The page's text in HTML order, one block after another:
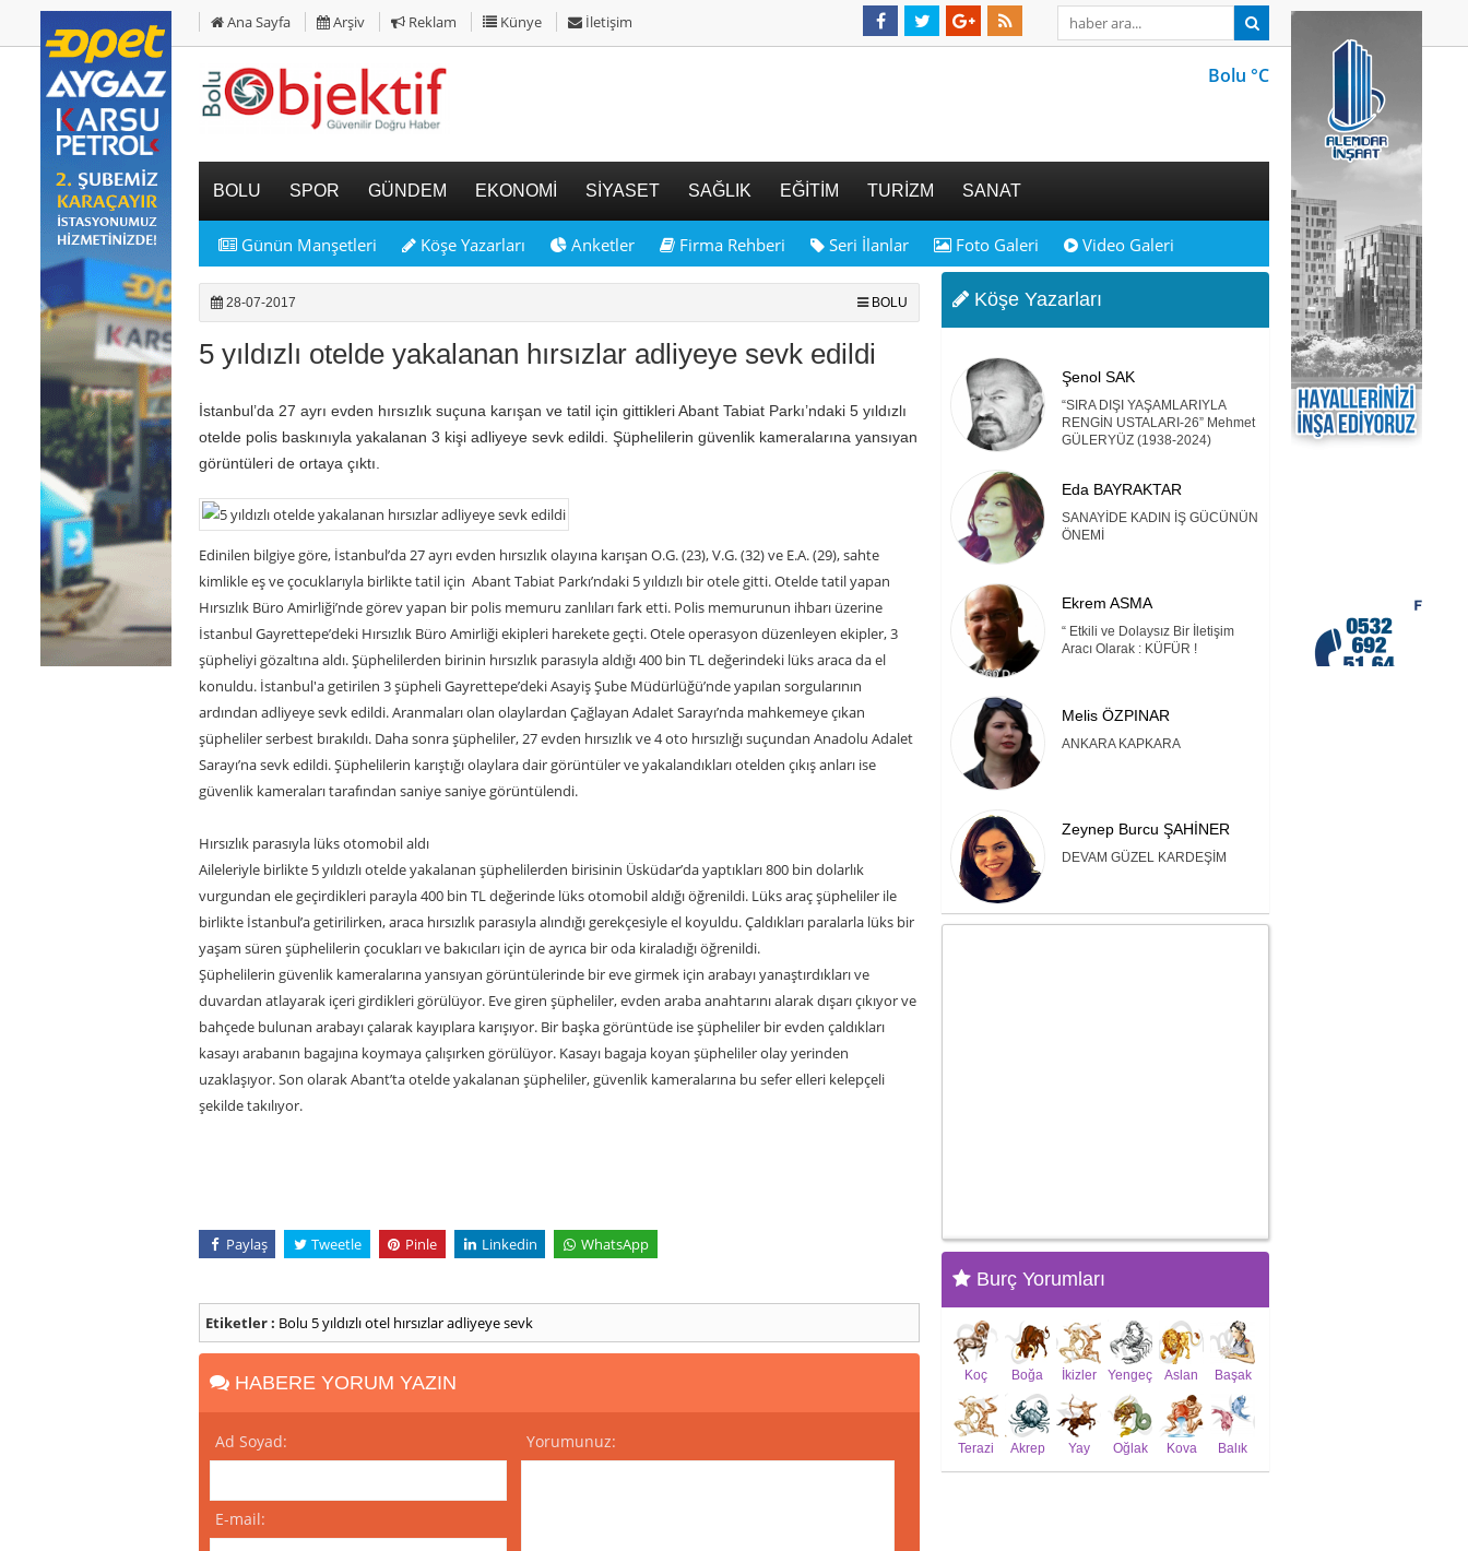
Ana Sayfa Arşiv Reklam Künye İletişim
Bolu °C
BOLU SPOR GÜNDEM EKONOMİ SİYASET SAĞLIK EĞİTİM TURİZM SANAT
Günün Manşetleri Köşe Yazarları Anketler Firma Rehberi Seri İlanlar Foto Galeri Video Galeri
28-07-2017 BOLU
5 yıldızlı otelde yakalanan hırsızlar adliyeye sevk edildi
İstanbul’da 27 ayrı evden hırsızlık suçuna karışan ve tatil için gittikleri Abant Tabiat Parkı’ndaki 5 yıldızlı
otelde polis baskınıyla yakalanan 3 kişi adliyeye sevk edildi. Şüphelilerin güvenlik kameralarına yansıyan
görüntüleri de ortaya çıktı.
Edinilen bilgiye göre, İstanbul’da 27 ayrı evden hırsızlık olayına karışan O.G. (23), V.G. (32) ve E.A. (29), sahte
kimlikle eş ve çocuklarıyla birlikte tatil için Abant Tabiat Parkı’ndaki 5 yıldızlı bir otele gitti. Otelde tatil yapan
Hırsızlık Büro Amirliği’nde görev yapan bir polis memuru zanlıları fark etti. Polis memurunun ihbarı üzerine
İstanbul Gayrettepe’deki Hırsızlık Büro Amirliği ekipleri harekete geçti. Otele operasyon düzenleyen ekipler, 3
şüpheliyi gözaltına aldı. Şüphelilerden birinin hırsızlık parasıyla aldığı 400 bin TL değerindeki lüks araca da el
konuldu. İstanbul'a getirilen 3 şüpheli Gayrettepe’deki Asayiş Şube Müdürlüğü’nde yapılan sorgularının
ardından adliyeye sevk edildi. Aranmaları olan olaylardan Çağlayan Adalet Sarayı’nda mahkemeye çıkan
şüpheliler serbest bırakıldı. Daha sonra şüpheliler, 27 evden hırsızlık ve 4 oto hırsızlığı suçundan Anadolu Adalet
Sarayı’na sevk edildi. Şüphelilerin karıştığı olaylara dair görüntüler ve yakalandıkları otelden çıkış anları ise
güvenlik kameraları tarafından saniye saniye görüntülendi.
Hırsızlık parasıyla lüks otomobil aldı
Aileleriyle birlikte 5 yıldızlı otelde yakalanan şüphelilerden birisinin Üsküdar’da yaptıkları 800 bin dolarlık
vurgundan ele geçirdikleri parayla 400 bin TL değerinde lüks otomobil aldığı öğrenildi. Lüks araç şüpheliler ile
birlikte İstanbul’a getirilirken, araca hırsızlık parasıyla alındığı gerekçesiyle el koyuldu. Çaldıkları paralarla lüks bir
yaşam süren şüphelilerin çocukları ve bakıcıları için de ayrıca bir oda kiraladığı öğrenildi.
Şüphelilerin güvenlik kameralarına yansıyan görüntülerinde bir eve girmek için arabayı yanaştırdıkları ve
duvardan atlayarak içeri girdikleri görülüyor. Eve giren şüpheliler, evden araba anahtarını alarak dışarı çıkıyor ve
bahçede bulunan arabayı çalarak kayıplara karışıyor. Bir başka görüntüde ise şüpheliler bir evden çaldıkları
kasayı arabanın bagajına koymaya çalışırken görülüyor. Kasayı bagaja koyan şüpheliler olay yerinden
uzaklaşıyor. Son olarak Abant’ta otelde yakalanan şüpheliler, güvenlik kameralarına bu sefer elleri kelepçeli
şekilde takılıyor.
Paylaş Tweetle Pinle Linkedin WhatsApp
Etiketler : Bolu 5 yıldızlı otel hırsızlaradliyeye sevk
HABERE YORUM YAZIN
Ad Soyad:
E-mail:
Yorumunuz:
Köşe Yazarları
Şenol SAK
“SIRA DIŞI YAŞAMLARIYLA
RENGİN USTALARI-26” Mehmet
GÜLERYÜZ (1938-2024)
Eda BAYRAKTAR
SANAYİDE KADIN İŞ GÜCÜNÜN
ÖNEMİ
Ekrem ASMA
“ Etkili ve Dolaysız Bir İletişim
Aracı Olarak : KÜFÜR !
Melis ÖZPINAR
ANKARA KAPKARA
Zeynep Burcu ŞAHİNER
DEVAM GÜZEL KARDEŞİM
Burç Yorumları
Koç Boğa İkizler Yengeç Aslan Başak
Terazi Akrep Yay Oğlak Kova Balık